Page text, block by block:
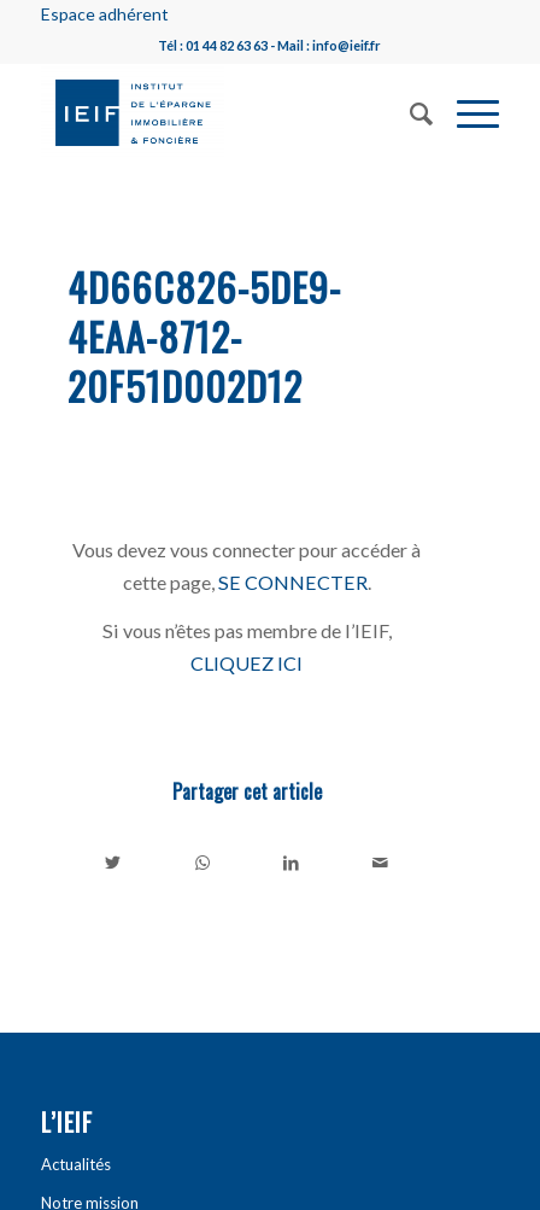
Espace adhérent
Tél : 01 44 82 63 63 - Mail : info@ieif.fr
4D66C826-5DE9-
4EAA-8712-
20F51D002D12
Vous devez vous connecter pour accéder à
cette page, SE CONNECTER
Si vous n’êtes pas membre de l’IEIF,
CLIQUEZ ICI
Partager cet article
L’IEIF
Actualités
Notre mission